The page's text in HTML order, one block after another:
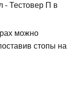
- Тестовер П в
можно
стопы на